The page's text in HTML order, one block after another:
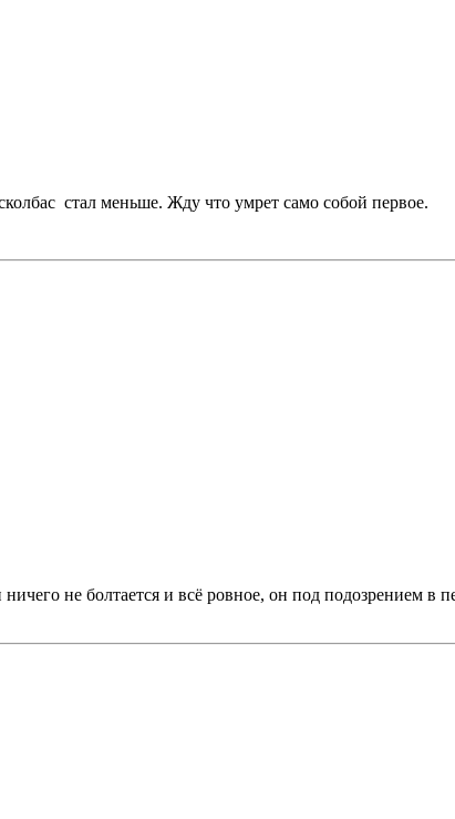
стал меньше. Жду что умрет само собой первое.
не болтается и всё ровное, он под подозрением в